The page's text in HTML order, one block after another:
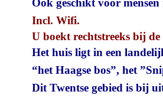
Ook geschikt voor mensen
Incl. Wifi.
U boekt rechtstreeks bij de
Het huis ligt in een
“het Haagse bos”, het
Dit Twentse gebied is bij